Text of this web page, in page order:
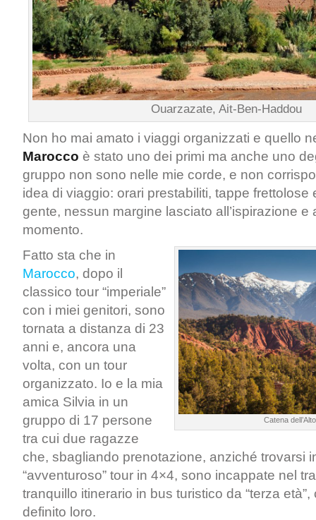
Ouarzazate, Ait-Ben-Haddou
Non ho mai amato i viaggi organizzati e quello
Marocco è stato uno dei primi ma anche uno
gruppo non sono nelle mie corde, e non
idea di viaggio: orari prestabiliti, tappe frettolose
gente, nessun margine lasciato all’ispirazione e
momento.
Catena
Fatto sta che in
Marocco, dopo il
classico tour “imperiale”
con i miei genitori, sono
tornata a distanza di 23
anni e, ancora una
volta, con un tour
organizzato. Io e la mia
amica Silvia in un
gruppo di 17 persone
tra cui due ragazze
che, sbagliando prenotazione, anziché trovarsi
“avventuroso” tour in 4×4, sono incappate nel
tranquillo itinerario in bus turistico da “terza
definito loro.